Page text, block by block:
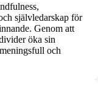
självledarskap för
Genom att
öka sin
och